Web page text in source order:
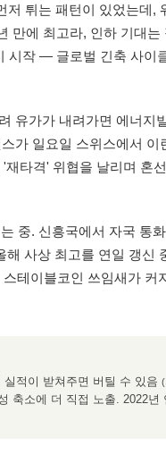
튀는 패턴이 있었는데,
만에 최고라, 인하 기대는
시작 — 글로벌 긴축 사이
유가가 내려가면 에너지
가 일요일 스위스에서 이
타격' 위협을 날리며 혼
중. 신흥국에서 자국 통
사상 최고를 연일 갱신
테이블코인 쓰임새가 커
적이 받쳐주면 버틸 수 있음
축소에 더 직접 노출. 2022년